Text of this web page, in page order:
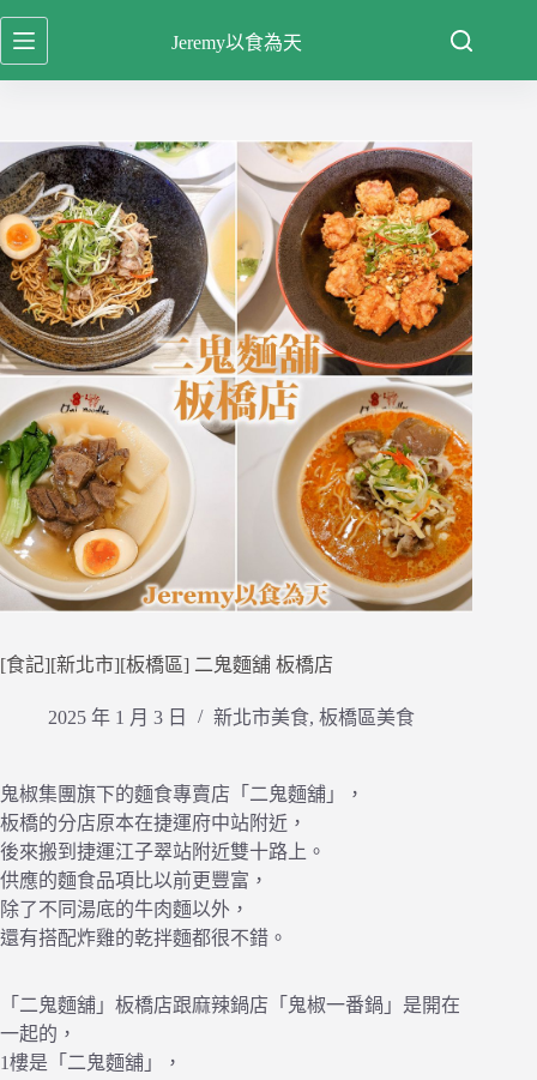
跳
至
容
Jeremy以食為天
[食記][新北市][板橋區] 二鬼麵舖 板橋店
2025 年 1 月 3 日 新北市美食, 板橋區美食
鬼椒集團旗下的麵食專賣店「二鬼麵舖」，
板橋的分店原本在捷運府中站附近，
後來搬到捷運江子翠站附近雙十路上。
供應的麵食品項比以前更豐富，
除了不同湯底的牛肉麵以外，
還有搭配炸雞的乾拌麵都很不錯。
「二鬼麵舖」板橋店跟麻辣鍋店「鬼椒一番鍋」是開在
一起的，
1樓是「二鬼麵舖」，